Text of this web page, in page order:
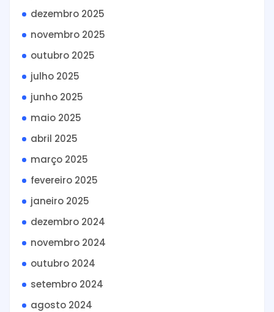
dezembro 2025
novembro 2025
outubro 2025
julho 2025
junho 2025
maio 2025
abril 2025
março 2025
fevereiro 2025
janeiro 2025
dezembro 2024
novembro 2024
outubro 2024
setembro 2024
agosto 2024